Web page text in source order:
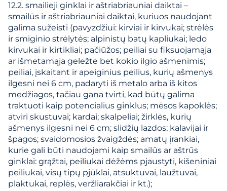
12.2. smailieji ginklai ir aštriabriauniai daiktai –
smailūs ir aštriabriauniai daiktai, kuriuos naudojant
galima sužeisti (pavyzdžiui: kirviai ir kirvukai; strėlės
ir smiginio strėlytės; alpinistų batų kapliukai; ledo
kirvukai ir kirtikliai; pačiūžos; peiliai su fiksuojamąja
ar išmetamąja geležte bet kokio ilgio ašmenimis;
peiliai, įskaitant ir apeiginius peilius, kurių ašmenys
ilgesni nei 6 cm, padaryti iš metalo arba iš kitos
medžiagos, tačiau gana tvirti, kad būtų galima
traktuoti kaip potencialius ginklus; mėsos kapoklės;
atviri skustuvai; kardai; skalpeliai; žirklės, kurių
ašmenys ilgesni nei 6 cm; slidžių lazdos; kalavijai ir
špagos; svaidomosios žvaigždės; amatų įrankiai,
kurie gali būti naudojami kaip smailūs ar aštrūs
ginklai: grąžtai, peiliukai dėžėms pjaustyti, kišeniniai
peiliukai, visų tipų pjūklai, atsuktuvai, laužtuvai,
plaktukai, replės, veržliarakčiai ir kt.);